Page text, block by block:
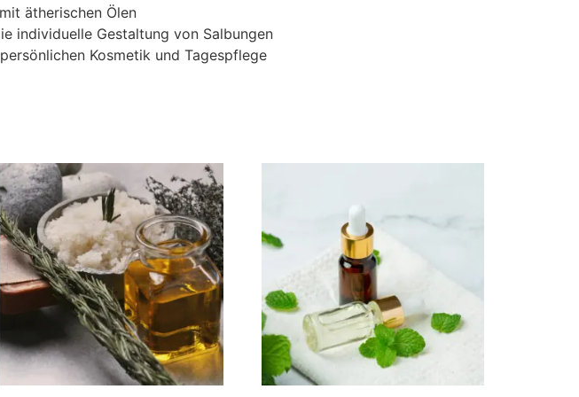
ätherischen Ölen
individuelle Gestaltung von Salbungen
Kosmetik und Tagespflege